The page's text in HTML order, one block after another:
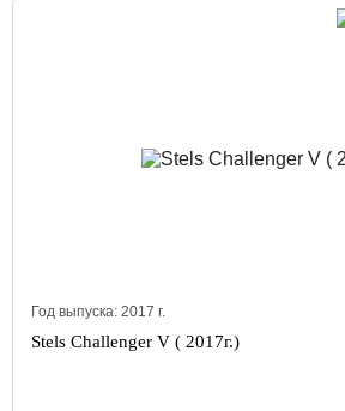
Год выпуска: 2017 г.
Stels Challenger V ( 2017г.)